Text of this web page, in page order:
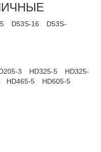
D53S-16
D53S-
3 HD325-5
HD325-
HD465-5 HD605-5